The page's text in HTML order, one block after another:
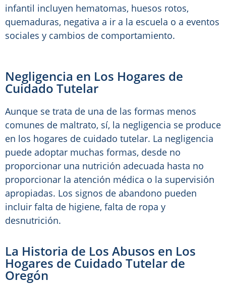
infantil incluyen hematomas, huesos rotos,
quemaduras, negativa a ir a la escuela o a eventos
sociales y cambios de comportamiento.
Negligencia en Los Hogares de
Cuidado Tutelar
Aunque se trata de una de las formas menos
comunes de maltrato, sí, la negligencia se produce
en los hogares de cuidado tutelar. La negligencia
puede adoptar muchas formas, desde no
proporcionar una nutrición adecuada hasta no
proporcionar la atención médica o la supervisión
apropiadas. Los signos de abandono pueden
incluir falta de higiene, falta de ropa y
desnutrición.
La Historia de Los Abusos en Los
Hogares de Cuidado Tutelar de
Oregón